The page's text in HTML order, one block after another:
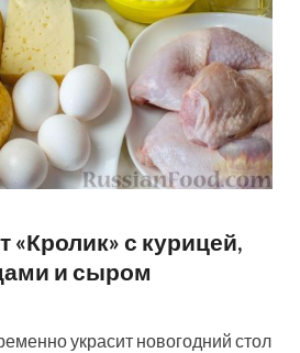
с курицей,
и сыром
украсит новогодний стол